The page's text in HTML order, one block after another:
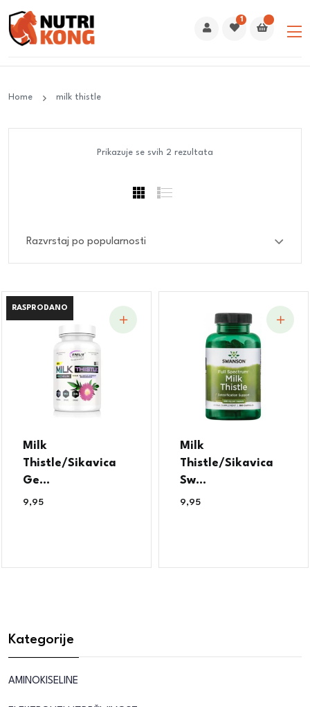
1
Home milk thistle
Prikazuje se svih 2 rezultata
RASPRODANO
RASPRODANO
Milk
Thistle/Sikavica
Ge...
9,95
Milk
Thistle/Sikavica
Sw...
9,95
Kategorije
AMINOKISELINE